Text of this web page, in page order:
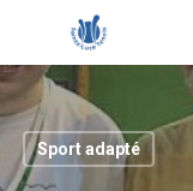
Sport adapté